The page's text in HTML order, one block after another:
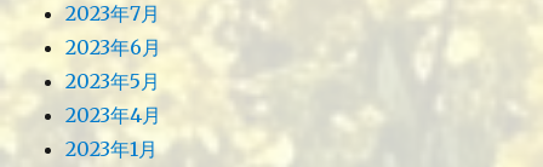
2023年7月
2023年6月
2023年5月
2023年4月
2023年1月